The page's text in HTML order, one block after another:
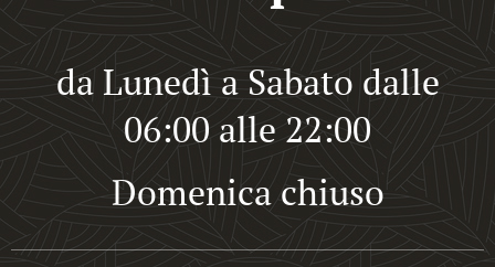
da Lunedì a Sabato dalle
06:00 alle 22:00
Domenica chiuso